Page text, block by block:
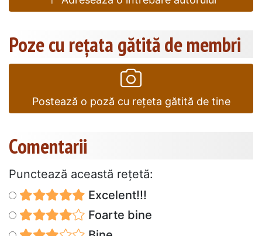
Poze cu rețata gătită de membri
Postează o poză cu rețeta gătită de tine
Comentarii
Punctează această reţetă:
Excelent!!!
Foarte bine